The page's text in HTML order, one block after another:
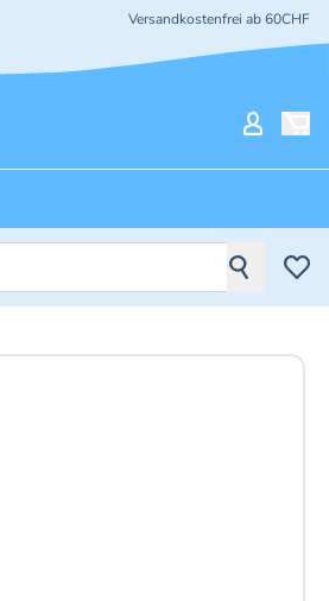
Versandkostenfrei ab 60CHF